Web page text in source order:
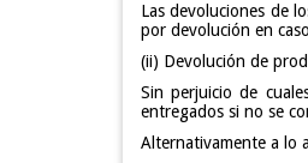
Las devoluciones de
por devolución en
(ii) Devolución de
Sin perjuicio de
entregados si no se
Alternativamente a lo